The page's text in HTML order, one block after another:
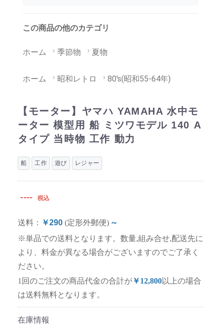
この商品の他のカテゴリ
ホーム 季節物 夏物
ホーム 昭和レトロ 80's(昭和55-64年)
【モーター】ヤマハ YAMAHA 水中モ
ーター 模型用 船 ミツワモデル 140 A
タイプ 当時物 工作 動力
船 工作 遊び レジャー
---- 税込
送料： ￥290 (定形外郵便) ～
※単品での送料となります。数量,組み合せ,配送先に
より、料金が異なる場合がございますのでご了承く
ださい。
1回のご注文の商品代金の合計が￥12,800以上の場合
は送料無料となります。
在庫情報